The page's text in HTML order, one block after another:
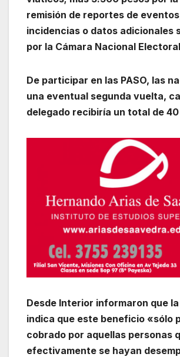
remisión de reportes de
incidencias o datos adicionales
por la Cámara Nacional
De participar en las PASO, las
una eventual segunda vuelta,
delegado recibiría un total de 40
Desde Interior informaron que
indica que este beneficio «sólo
cobrado por aquellas personas
efectivamente se hayan